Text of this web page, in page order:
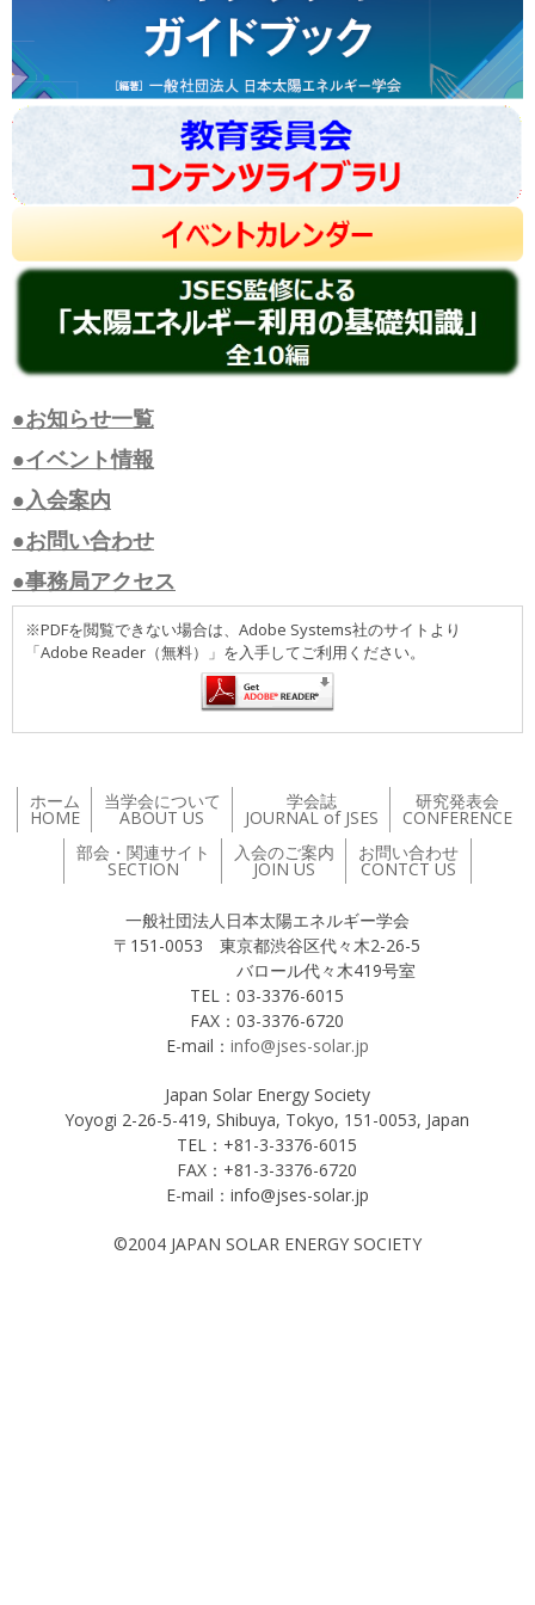
●お知らせ一覧
●イベント情報
●入会案内
●お問い合わせ
●事務局アクセス
※PDFを閲覧できない場合は、Adobe Systems社のサイトより
「Adobe Reader（無料）」を入手してご利用ください。
ホーム
HOME
当学会について
ABOUT US
学会誌
JOURNAL of JSES
研究発表会
CONFERENCE
部会・関連サイト
SECTION
入会のご案内
JOIN US
お問い合わせ
CONTCT US
一般社団法人日本太陽エネルギー学会
〒151-0053 東京都渋谷区代々木2-26-5
バロール代々木419号室
TEL：03-3376-6015
FAX：03-3376-6720
E-mail： info@jses-solar.jp
Japan Solar Energy Society
Yoyogi 2-26-5-419, Shibuya, Tokyo, 151-0053, Japan
TEL：+81-3-3376-6015
FAX：+81-3-3376-6720
E-mail：info@jses-solar.jp
©2004 JAPAN SOLAR ENERGY SOCIETY